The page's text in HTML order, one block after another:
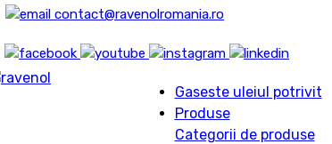
contact@ravenolromania.ro
Gaseste uleiul potrivit
Produse
Categorii de produse